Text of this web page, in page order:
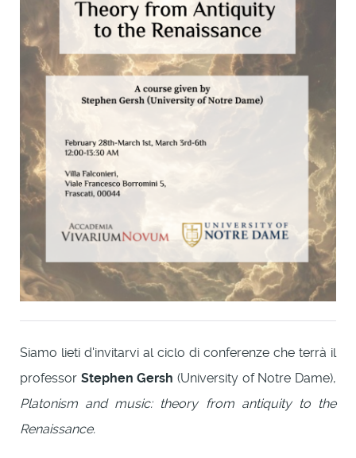
Siamo lieti d'invitarvi al ciclo di conferenze che terrà il
professor Stephen Gersh (University of Notre Dame),
Platonism and music: theory from antiquity to the
Renaissance.